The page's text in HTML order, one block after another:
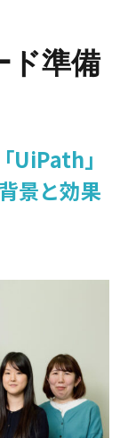
ド準備
UiPath」
景と効果